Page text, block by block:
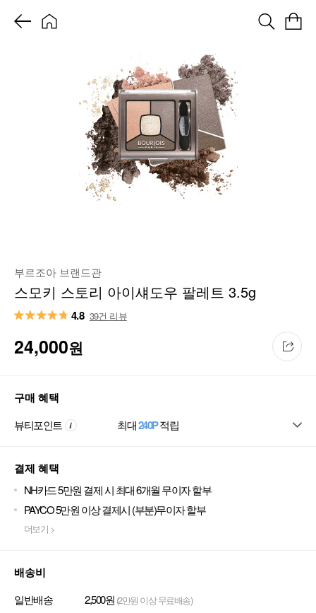
부르조아 브랜드관
스모키 스토리 아이섀도우 팔레트 3.5g
4.8 39건 리뷰
24,000원
구매 혜택
뷰티포인트 최대240P적립
결제 혜택
NH카드 5만원 결제 시 최대 6개월 무이자 할부
PAYCO 5만원 이상 결제시 (부분)무이자 할부
더보기 >
배송비
일반배송 2,500원 (2만원 이상 무료배송)